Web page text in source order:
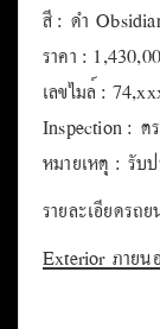
สี : ดำ
ราคา :
เลขไมล์ :
Inspection :
หมายเหตุ : รับ
รายละเอียดรถ
Exterior ภายน